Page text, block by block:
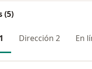
(5)
Dirección 2 En